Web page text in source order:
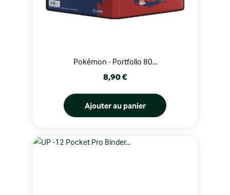
Pokémon - Portfolio 80...
Prix
8,90 €
Ajouter au panier